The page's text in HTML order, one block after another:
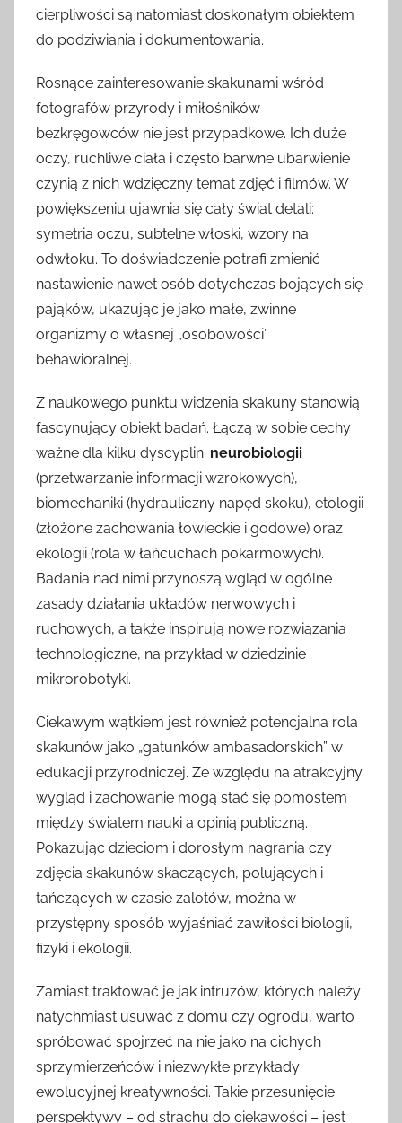
cierpliwości są natomiast doskonałym obiektem
do podziwiania i dokumentowania.
Rosnące zainteresowanie skakunami wśród
fotografów przyrody i miłośników
bezkręgowców nie jest przypadkowe. Ich duże
oczy, ruchliwe ciała i często barwne ubarwienie
czynią z nich wdzięczny temat zdjęć i filmów. W
powiększeniu ujawnia się cały świat detali:
symetria oczu, subtelne włoski, wzory na
odwłoku. To doświadczenie potrafi zmienić
nastawienie nawet osób dotychczas bojących się
pająków, ukazując je jako małe, zwinne
organizmy o własnej „osobowości”
behawioralnej.
Z naukowego punktu widzenia skakuny stanowią
fascynujący obiekt badań. Łączą w sobie cechy
ważne dla kilku dyscyplin: neurobiologii
(przetwarzanie informacji wzrokowych),
biomechaniki (hydrauliczny napęd skoku), etologii
(złożone zachowania łowieckie i godowe) oraz
ekologii (rola w łańcuchach pokarmowych).
Badania nad nimi przynoszą wgląd w ogólne
zasady działania układów nerwowych i
ruchowych, a także inspirują nowe rozwiązania
technologiczne, na przykład w dziedzinie
mikrorobotyki.
Ciekawym wątkiem jest również potencjalna rola
skakunów jako „gatunków ambasadorskich” w
edukacji przyrodniczej. Ze względu na atrakcyjny
wygląd i zachowanie mogą stać się pomostem
między światem nauki a opinią publiczną.
Pokazując dzieciom i dorosłym nagrania czy
zdjęcia skakunów skaczących, polujących i
tańczących w czasie zalotów, można w
przystępny sposób wyjaśniać zawiłości biologii,
fizyki i ekologii.
Zamiast traktować je jak intruzów, których należy
natychmiast usuwać z domu czy ogrodu, warto
spróbować spojrzeć na nie jako na cichych
sprzymierzeńców i niezwykłe przykłady
ewolucyjnej kreatywności. Takie przesunięcie
perspektywy – od strachu do ciekawości – jest